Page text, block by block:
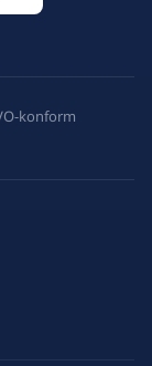
konform